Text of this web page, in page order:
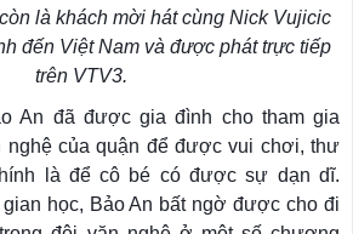
là khách mời hát cùng Nick Vujicic
đến Việt Nam và được phát trực tiếp
trên VTV3.
An đã được gia đình cho tham gia
nghệ của quận để được vui chơi, thư
là để cô bé có được sự dạn dĩ.
học, Bảo An bất ngờ được cho đi